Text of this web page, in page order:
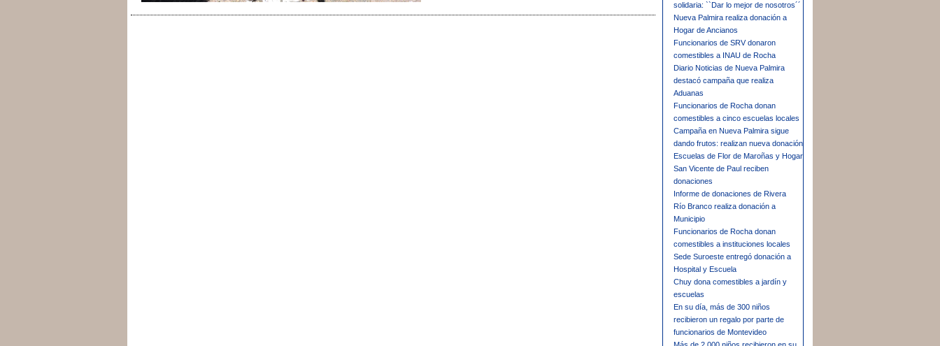
solidaria: ``Dar lo mejor de nosotros´´
Nueva Palmira realiza donación a
Hogar de Ancianos
Funcionarios de SRV donaron
comestibles a INAU de Rocha
Diario Noticias de Nueva Palmira
destacó campaña que realiza
Aduanas
Funcionarios de Rocha donan
comestibles a cinco escuelas locales
Campaña en Nueva Palmira sigue
dando frutos: realizan nueva donación
Escuelas de Flor de Maroñas y Hogar
San Vicente de Paul reciben
donaciones
Informe de donaciones de Rivera
Río Branco realiza donación a
Municipio
Funcionarios de Rocha donan
comestibles a instituciones locales
Sede Suroeste entregó donación a
Hospital y Escuela
Chuy dona comestibles a jardín y
escuelas
En su día, más de 300 niños
recibieron un regalo por parte de
funcionarios de Montevideo